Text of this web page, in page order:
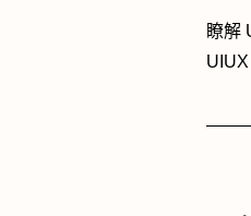
瞭解